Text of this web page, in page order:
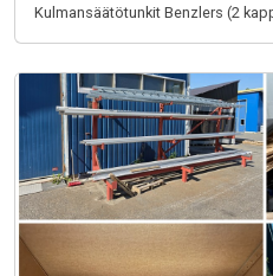
Kulmansäätötunkit Benzlers (2